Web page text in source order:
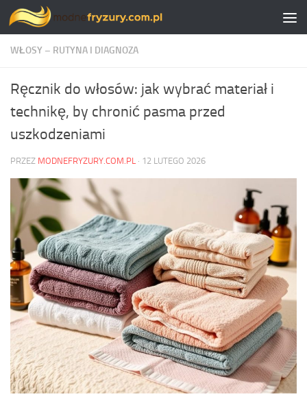
Skip to content
WŁOSY – RUTYNA I DIAGNOZA
Ręcznik do włosów: jak wybrać materiał i
technikę, by chronić pasma przed
uszkodzeniami
PRZEZ MODNEFRYZURY.COM.PL · 12 LUTEGO 2026